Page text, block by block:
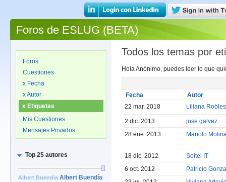
Foros de ESLUG (BETA)
Foros
Cuestiones
x Fecha
x Autor
x Etiquetas
Mis Cuestiones
Mensajes Privados
Top 25 autores
Albert Buendia Albert Buendía
Todos los temas por
Hola Anónimo, puedes leer lo que
Fecha
Autor
22 mar. 2018
Liliana Robles
2 dic. 2013
jose galvez
28 ene. 2013
Manolo
18 dic. 2012
Soltel IT
6 oct. 2012
Patricio